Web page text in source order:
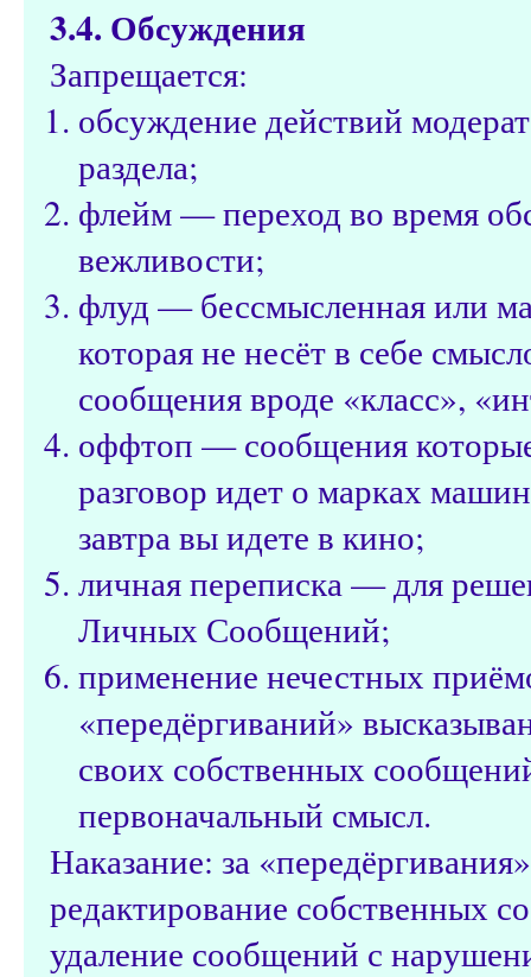
3.4. Обсуждения
Запрещается:
обсуждение действий
раздела;
флейм — переход во время
вежливости;
флуд — бессмысленная или
которая не несёт в себе
сообщения вроде «класс»,
оффтоп — сообщения которые
разговор идет о марках
завтра вы идете в кино;
личная переписка — для
Личных Сообщений;
применение нечестных
«передёргиваний»
своих собственных
первоначальный смысл.
Наказание: за
редактирование собственных
удаление сообщений с